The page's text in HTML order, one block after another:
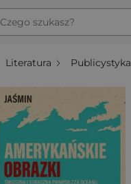
Czego szukasz?
Literatura Publicystyka